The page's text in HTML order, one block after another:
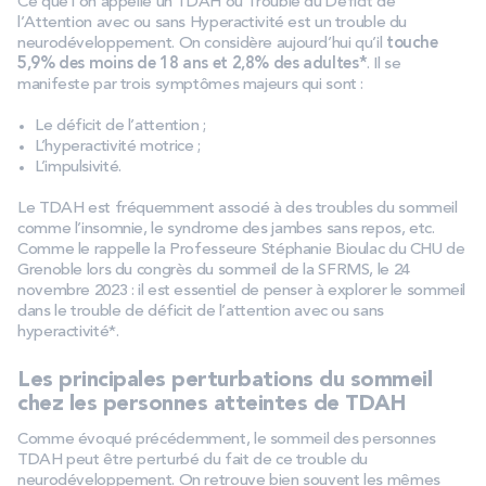
l’Attention avec ou sans Hyperactivité est un trouble du
neurodéveloppement. On considère aujourd’hui qu’il touche
5,9% des moins de 18 ans et 2,8% des adultes*. Il se
manifeste par trois symptômes majeurs qui sont :
Le déficit de l’attention ;
L’hyperactivité motrice ;
L’impulsivité.
Le TDAH est fréquemment associé à des troubles du sommeil
comme l’insomnie, le syndrome des jambes sans repos, etc.
Comme le rappelle la Professeure Stéphanie Bioulac du CHU de
Grenoble lors du congrès du sommeil de la SFRMS, le 24
novembre 2023 : il est essentiel de penser à explorer le sommeil
dans le trouble de déficit de l’attention avec ou sans
hyperactivité*.
Les principales perturbations du sommeil
chez les personnes atteintes de TDAH
Comme évoqué précédemment, le sommeil des personnes
TDAH peut être perturbé du fait de ce trouble du
neurodéveloppement. On retrouve bien souvent les mêmes